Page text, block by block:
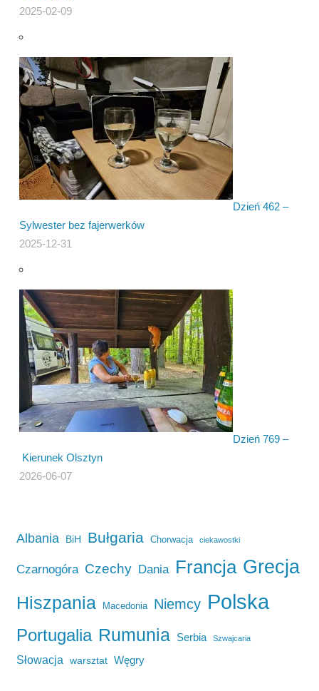
2025-02-09
Dzień 462 –
Sylwester bez fajerwerków
2025-12-31
Dzień 769 –
Kierunek Olsztyn
2026-06-07
Albania BiH Bułgaria Chorwacja ciekawostki
Czarnogóra Czechy Dania Francja Grecja
Hiszpania Macedonia Niemcy Polska
Portugalia Rumunia Serbia Szwajcaria
Słowacja warsztat Węgry